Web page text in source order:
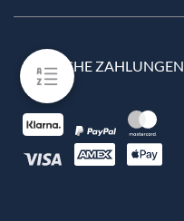
EINFACHE ZAHLUNGEN